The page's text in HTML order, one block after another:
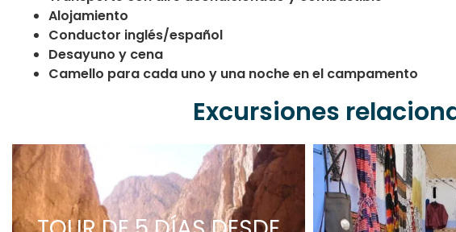
Alojamiento
Conductor inglés/español
Desayuno y cena
Camello para cada uno y una noche en el campamento
Excursiones